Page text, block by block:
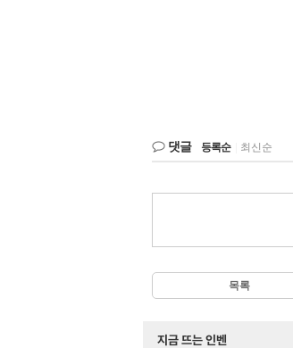
댓글 등록순 최신순
목록
지금 뜨는 인벤